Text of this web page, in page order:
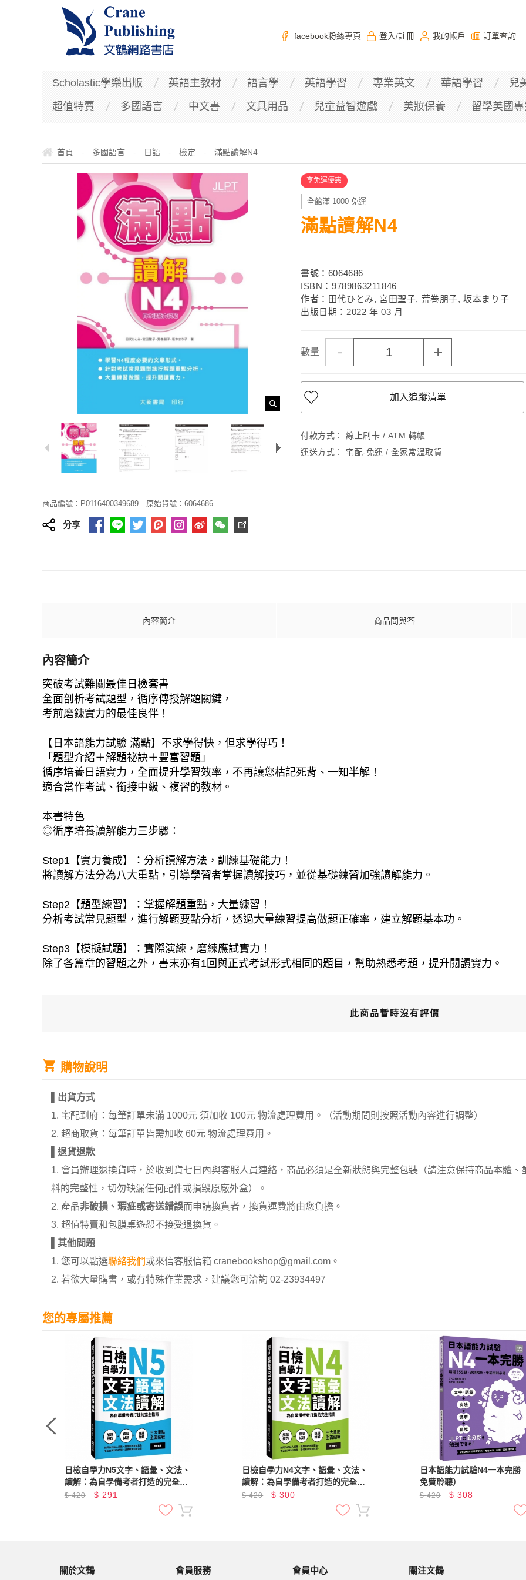
facebook粉絲專頁 登入 /註冊 我的帳戶 訂單查詢
Scholastic學樂出版 英語主教材 語言學 英語學習 專業英文 華語學習
兒
超值特賣
多國語言 中文書 文具用品 兒童益智遊戲 美妝保養 留學美國
首頁 - 多國語言 - 日語 - 檢定 - 滿點讀解N4
商品編號：P0116400349689 原始貨號：6064686
分享
享免運優惠
全館滿 1000 免運
滿點讀解N4
書號：6064686
ISBN：9789863211846
作者：田代ひとみ, 宮田聖子, 荒巻朋子, 坂本まり子
出版日期：2022 年 03 月
數量 - +
加入追蹤清單
付款方式：
線上刷卡 / ATM 轉帳
運送方式：
宅配-免運 / 全家常溫取貨
內容簡介 商品問與答
內容簡介
突破考試難關最佳日檢套書
全面剖析考試題型，循序傳授解題關鍵，
考前磨鍊實力的最佳良伴！
【日本語能力試驗 滿點】不求學得快，但求學得巧！
「題型介紹＋解題祕訣＋豐富習題」
循序培養日語實力，全面提升學習效率，不再讓您枯記死背、一知半解！
適合當作考試、銜接中級、複習的教材。
本書特色
◎循序培養讀解能力三步驟：
Step1【實力養成】：分析讀解方法，訓練基礎能力！
將讀解方法分為八大重點，引導學習者掌握讀解技巧，並從基礎練習加強讀解能力。
Step2【題型練習】：掌握解題重點，大量練習！
分析考試常見題型，進行解題要點分析，透過大量練習提高做題正確率，建立解題基本功。
Step3【模擬試題】：實際演練，磨練應試實力！
除了各篇章的習題之外，書末亦有1回與正式考試形式相同的題目，幫助熟悉考題，提升閱讀實力。
此商品暫時沒有評價
購物說明
出貨方式
1. 宅配到府：每筆訂單未滿 1000元 須加收 100元 物流處理費用。（活動期間則按照活動內容進行調整）
2. 超商取貨：每筆訂單皆需加收 60元 物流處理費用。
退貨退款
1. 會員辦理退換貨時，於收到貨七日內與客服人員連絡，商品必須是全新狀態與完整包裝（請注意保持商品本體
料的完整性，切勿缺漏任何配件或損毀原廠外盒）。
2. 產品非破損、瑕疵或寄送錯誤而申請換貨者，換貨運費將由您負擔。
3. 超值特賣和包膜桌遊恕不接受退換貨。
其他問題
1. 您可以點選聯絡我們或來信客服信箱 cranebookshop@gmail.com。
2. 若欲大量購書，或有特殊作業需求，建議您可洽詢 02-23934497
您的專屬推薦
日檢自學力N5文字、語彙、文法、
讀解：為自學備考者打造的完全指
南
$420 $ 291
日檢自學力N4文字、語彙、文法、
讀解：為自學備考者打造的完全指
南
$420 $300
日本語能力試驗N4一本完勝
免費聆聽）
$420 $ 308
關於文鶴 會員服務 會員中心 關注文鶴